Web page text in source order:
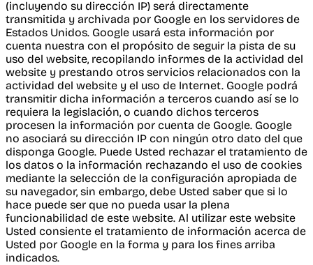
(incluyendo su dirección IP) será directamente
transmitida y archivada por Google en los servidores de
Estados Unidos. Google usará esta información por
cuenta nuestra con el propósito de seguir la pista de su
uso del website, recopilando informes de la actividad del
website y prestando otros servicios relacionados con la
actividad del website y el uso de Internet. Google podrá
transmitir dicha información a terceros cuando así se lo
requiera la legislación, o cuando dichos terceros
procesen la información por cuenta de Google. Google
no asociará su dirección IP con ningún otro dato del que
disponga Google. Puede Usted rechazar el tratamiento de
los datos o la información rechazando el uso de cookies
mediante la selección de la configuración apropiada de
su navegador, sin embargo, debe Usted saber que si lo
hace puede ser que no pueda usar la plena
funcionabilidad de este website. Al utilizar este website
Usted consiente el tratamiento de información acerca de
Usted por Google en la forma y para los fines arriba
indicados.